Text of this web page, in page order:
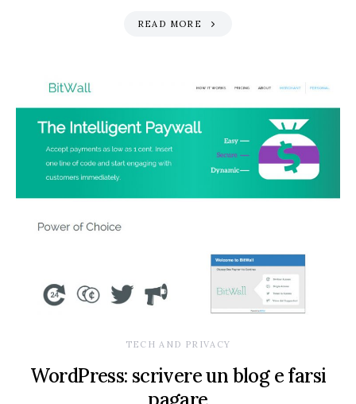
READ MORE
TECH AND PRIVACY
WordPress: scrivere un blog e farsi